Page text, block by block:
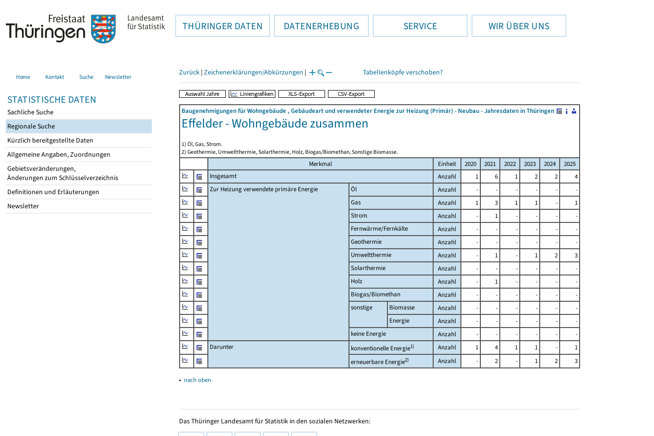
THÜRINGER DATEN DATENERHEBUNG SERVICE WIR ÜBER UNS
Home Kontakt Suche Newsletter
STATISTISCHE DATEN
Sachliche Suche
Regionale Suche
Kürzlich bereitgestellte Daten
Allgemeine Angaben, Zuordnungen
Gebietsveränderungen,
Änderungen zum Schlüsselverzeichnis
Definitionen und Erläuterungen
Newsletter
Zurück | Zeichenerklärungen/Abkürzungen | Tabellenköpfe verschoben?
Baugenehmigungen für Wohngebäude , Gebäudeart und verwendeter Energie zur Heizung (Primär) - Neubau - Jahresdaten in Thüringen
Effelder - Wohngebäude zusammen
1) Öl, Gas, Strom.
2) Geothermie, Umweltthermie, Solarthermie, Holz, Biogas/Biomethan, Sonstige Biomasse.
Merkmal Einheit 2020 2021 2022 2023 2024
2025
Insgesamt
Anzahl 1 6 1 2 2
4
Zur Heizung verwendete primäre Energie
Öl Anzahl - - - - -
-
Gas
Anzahl 1 3 1 1 -
1
Strom
Anzahl - 1 - - -
-
Fernwärme/Fernkälte
Anzahl - - - - -
-
Geothermie
Anzahl - - - - -
-
Umweltthermie
Anzahl - 1 - 1 2
3
Solarthermie
Anzahl - - - - -
-
Holz
Anzahl - 1 - - -
-
Biogas/Biomethan
Anzahl - - - - -
-
sonstige
Biomasse Anzahl - - - - -
-
Energie
Anzahl - - - - -
-
keine Energie
Anzahl - - - - -
-
Darunter
konventionelle Energie1) Anzahl 1 4 1 1 -
1
erneuerbare Energie2) Anzahl - 2 - 1 2 3
▴ nach oben
Das Thüringer Landesamt für Statistik in den sozialen Netzwerken: